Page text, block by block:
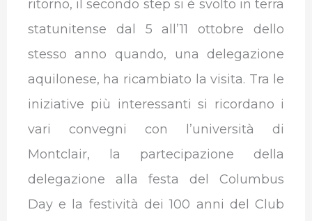
ritorno, il secondo step si è svolto in terra
statunitense dal 5 all’11 ottobre dello
stesso anno quando, una delegazione
aquilonese, ha ricambiato la visita. Tra le
iniziative più interessanti si ricordano i
vari convegni con l’università di
Montclair, la partecipazione della
delegazione alla festa del Columbus
Day e la festività dei 100 anni del Club